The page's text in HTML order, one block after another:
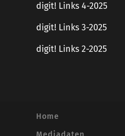
digit! Links 4-2025
digit! Links 3-2025
digit! Links 2-2025
Home